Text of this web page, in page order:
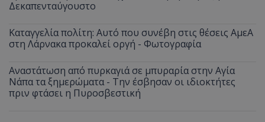
Δεκαπενταύγουστο
Καταγγελία πολίτη: Αυτό που συνέβη στις θέσεις ΑμεΑ
στη Λάρνακα προκαλεί οργή - Φωτογραφία
Αναστάτωση από πυρκαγιά σε μπυραρία στην Αγία
Νάπα τα ξημερώματα - Την έσβησαν οι ιδιοκτήτες
πριν φτάσει η Πυροσβεστική